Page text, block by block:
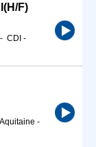
F)
- CDI -
-